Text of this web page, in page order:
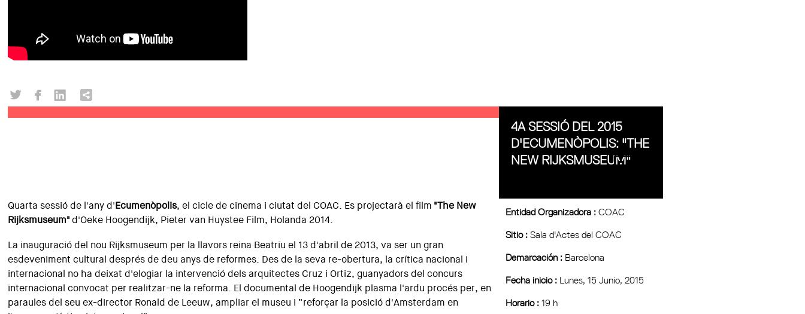
4A SESSIÓ DEL 2015
D'ECUMENÒPOLIS: "THE
NEW RIJKSMUSEUM"
Entidad Organizadora :COAC
Sitio :Sala d'Actes del COAC
Demarcación : Barcelona
Fecha inicio : Lunes, 15 Junio, 2015
Horario :19 h
Quarta sessió de l'any d'Ecumenòpolis, el cicle de cinema i ciutat del COAC. Es projectarà el film "The New
Rijksmuseum"d'Oeke Hoogendijk, Pieter van Huystee Film, Holanda 2014.
La inauguració del nou Rijksmuseum per la llavors reina Beatriu el 13 d'abril de 2013, va ser un gran
esdeveniment cultural després de deu anys de reformes. Des de la seva re-obertura, la crítica nacional i
internacional no ha deixat d'elogiar la intervenció dels arquitectes Cruz i Ortiz, guanyadors del concurs
internacional convocat per realitzar-ne la reforma. El documental de Hoogendijk plasma l'ardu procés per, en
paraules del seu ex-director Ronald de Leeuw, ampliar el museu i “reforçar la posició d'Amsterdam en